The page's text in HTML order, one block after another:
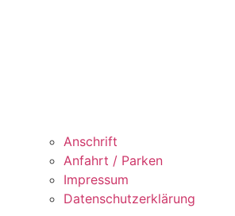
Anschrift
Anfahrt / Parken
Impressum
Datenschutzerklärung